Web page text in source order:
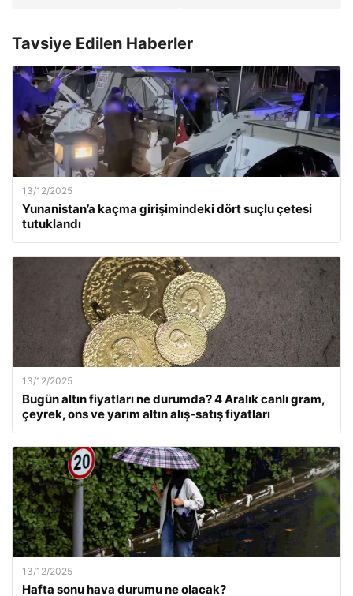
Tavsiye Edilen Haberler
13/12/2025
Yunanistan’a kaçma girişimindeki dört suçlu çetesi
tutuklandı
13/12/2025
Bugün altın fiyatları ne durumda? 4 Aralık canlı gram,
çeyrek, ons ve yarım altın alış-satış fiyatları
13/12/2025
Hafta sonu hava durumu ne olacak?